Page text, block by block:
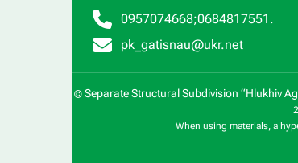
0957074668;0684817551 .
pk_gatisnau@ukr.net
© Separate Structural Subdivision “Hlukhiv
When using materials, a